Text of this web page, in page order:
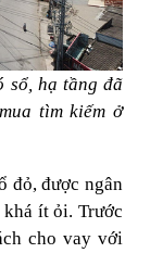
sổ, hạ tầng đã
tìm kiếm ở
đỏ, được ngân
ít ỏi. Trước
cho vay với